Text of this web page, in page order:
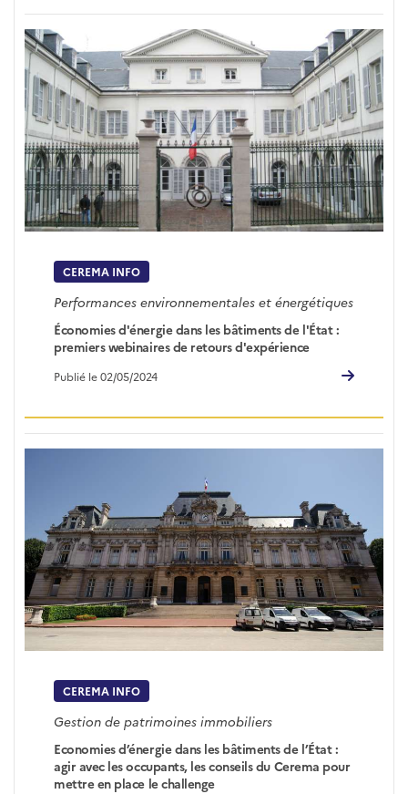
CEREMA INFO
Performances environnementales et énergétiques
Économies d'énergie dans les bâtiments de l'État :
premiers webinaires de retours d'expérience
Publié le 02/05/2024
CEREMA INFO
Gestion de patrimoines immobiliers
Economies d’énergie dans les bâtiments de l’État :
agir avec les occupants, les conseils du Cerema pour
mettre en place le challenge